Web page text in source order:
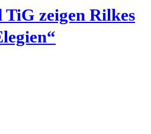
TiG zei­gen Ril­kes